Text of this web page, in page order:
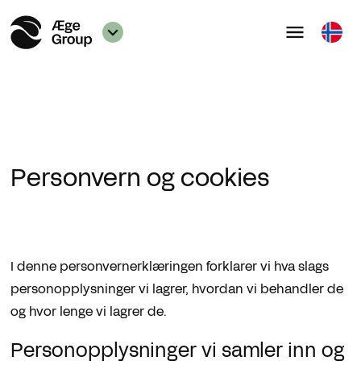
Personvern og cookies
I denne personvernerklæringen forklarer vi hva slags
personopplysninger vi lagrer, hvordan vi behandler de
og hvor lenge vi lagrer de.
Personopplysninger vi samler inn og